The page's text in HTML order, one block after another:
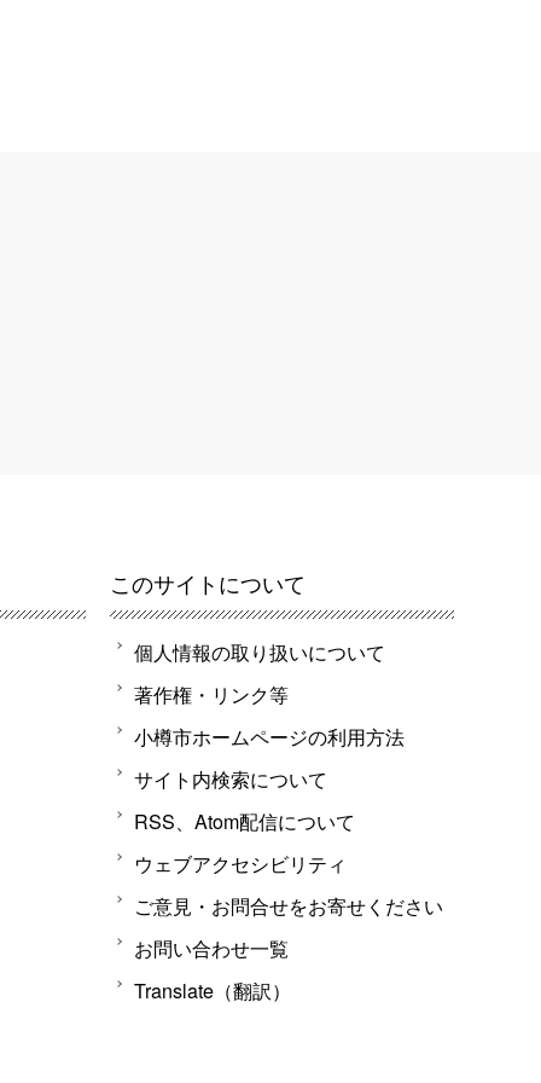
このサイトについて
個人情報の取り扱いについて
著作権・リンク等
小樽市ホームページの利用方法
サイト内検索について
RSS、Atom配信について
ウェブアクセシビリティ
ご意見・お問合せをお寄せください
お問い合わせ一覧
Translate（翻訳）